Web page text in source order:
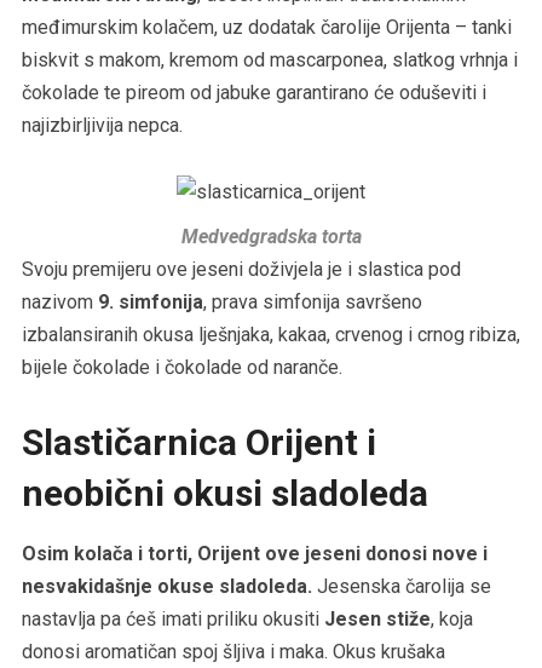
međimurskim kolačem, uz dodatak čarolije Orijenta – tanki
biskvit s makom, kremom od mascarponea, slatkog vrhnja i
čokolade te pireom od jabuke garantirano će oduševiti i
najizbirljivija nepca.
Medvedgradska torta
Svoju premijeru ove jeseni doživjela je i slastica pod
nazivom 9. simfonija, prava simfonija savršeno
izbalansiranih okusa lješnjaka, kakaa, crvenog i crnog ribiza,
bijele čokolade i čokolade od naranče.
Slastičarnica Orijent i
neobični okusi sladoleda
Osim kolača i torti, Orijent ove jeseni donosi nove i
nesvakidašnje okuse sladoleda. Jesenska čarolija se
nastavlja pa ćeš imati priliku okusiti Jesen stiže, koja
donosi aromatičan spoj šljiva i maka. Okus krušaka